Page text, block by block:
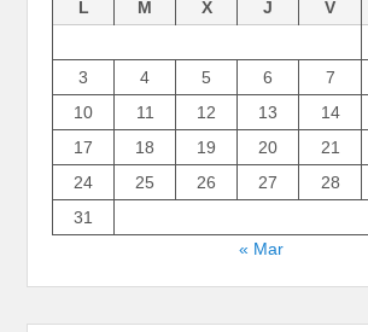
L M X J V
3
4 5 6 7
10
11 12 13 14
17
18 19 20 21
24
25 26 27 28
31
« Mar